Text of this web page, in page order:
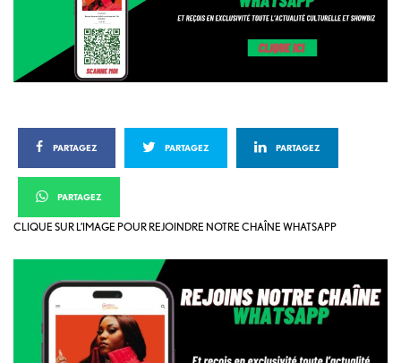
PARTAGEZ PARTAGEZ PARTAGEZ
PARTAGEZ
CLIQUE SUR L’IMAGE POUR REJOINDRE NOTRE CHAÎNE WHATSAPP